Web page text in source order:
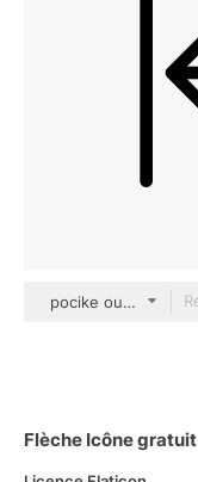
pocike outline
Flèche Icône gratuit